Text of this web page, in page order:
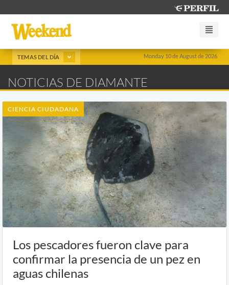
Monday 10 de August de 2026
TEMAS DEL DÍA
NOTICIAS DE DIAMANTE
CIENCIA CIUDADANA
Los pescadores fueron clave para
confirmar la presencia de un pez en
aguas chilenas